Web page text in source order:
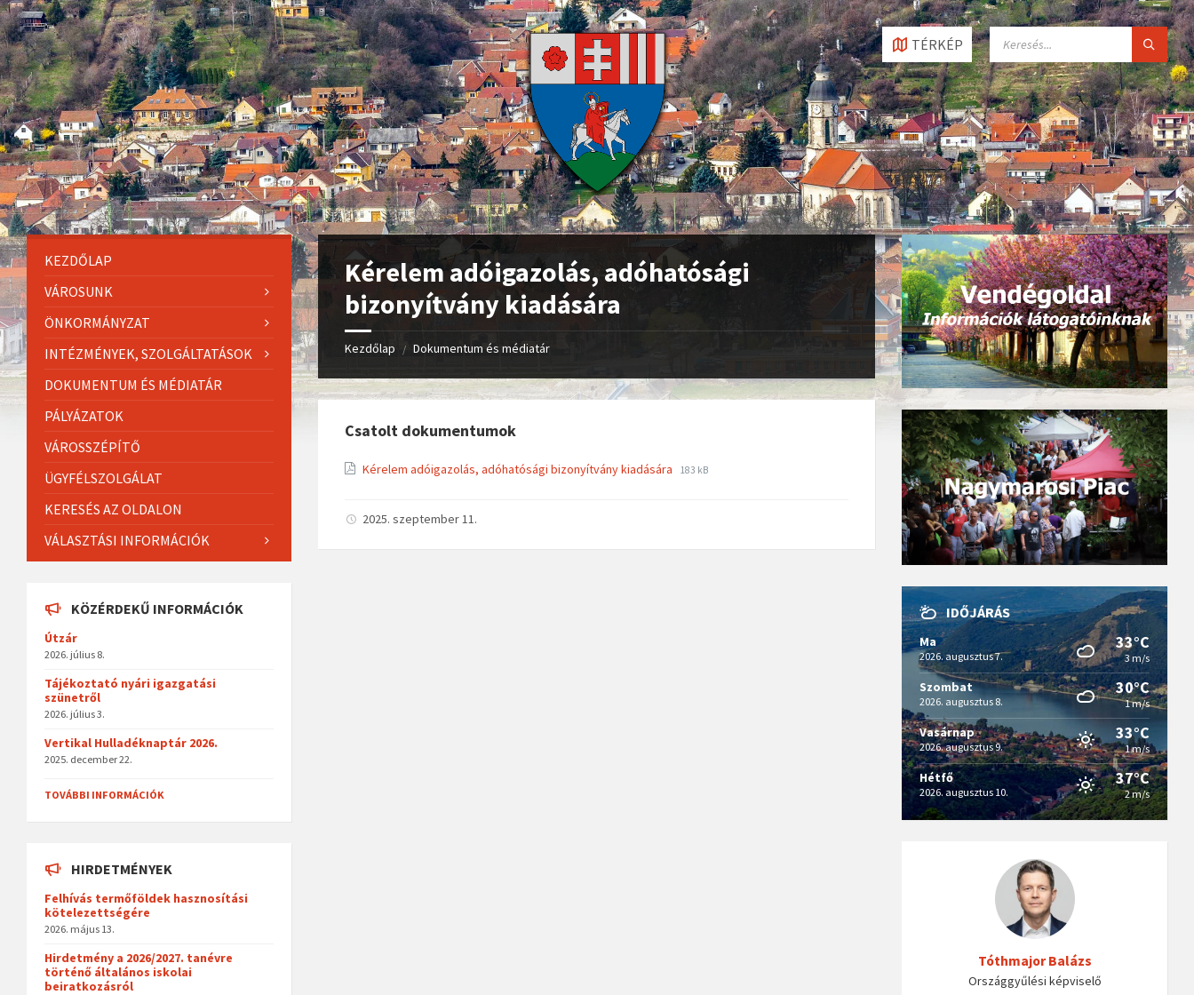
TÉRKÉP
SEARCH:
Kérelem adóigazolás, adóhatósági
bizonyítvány kiadására
Kezdőlap / Dokumentum és médiatár
Csatolt dokumentumok
Kérelem adóigazolás, adóhatósági bizonyítvány kiadására
File
File
183 kB
2025. szeptember 11.
KEZDŐLAP
VÁROSUNK
ÖNKORMÁNYZAT
INTÉZMÉNYEK, SZOLGÁLTATÁSOK
DOKUMENTUM ÉS MÉDIATÁR
PÁLYÁZATOK
VÁROSSZÉPÍTŐ
ÜGYFÉLSZOLGÁLAT
KERESÉS AZ OLDALON
VÁLASZTÁSI INFORMÁCIÓK
KÖZÉRDEKŰ INFORMÁCIÓK
Útzár
2026. július 8.
Tájékoztató nyári igazgatási
szünetről
2026. július 3.
Vertikal Hulladéknaptár 2026.
2025. december 22.
TOVÁBBI INFORMÁCIÓK
HIRDETMÉNYEK
Felhívás termőföldek hasznosítási
kötelezettségére
2026. május 13.
Hirdetmény a 2026/2027. tanévre
történő általános iskolai
beiratkozásról
IDŐJÁRÁS
Ma
2026. augusztus 7.
33°C
3 m/s
Szombat
2026. augusztus 8.
30°C
1 m/s
Vasárnap
2026. augusztus 9.
33°C
1 m/s
Hétfő
2026. augusztus 10.
37°C
2 m/s
Tóthmajor Balázs
Országgyűlési képviselő